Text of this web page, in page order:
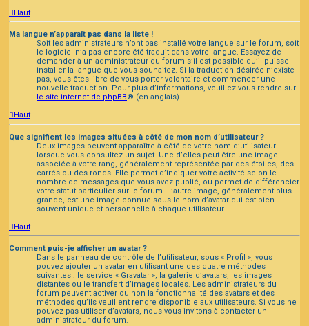
Haut
Ma langue n’apparaît pas dans la liste !
Soit les administrateurs n’ont pas installé votre langue sur le forum, soit
le logiciel n’a pas encore été traduit dans votre langue. Essayez de
demander à un administrateur du forum s’il est possible qu’il puisse
installer la langue que vous souhaitez. Si la traduction désirée n’existe
pas, vous êtes libre de vous porter volontaire et commencer une
nouvelle traduction. Pour plus d’informations, veuillez vous rendre sur
le site internet de phpBB® (en anglais).
Haut
Que signifient les images situées à côté de mon nom d’utilisateur ?
Deux images peuvent apparaître à côté de votre nom d’utilisateur
lorsque vous consultez un sujet. Une d’elles peut être une image
associée à votre rang, généralement représentée par des étoiles, des
carrés ou des ronds. Elle permet d’indiquer votre activité selon le
nombre de messages que vous avez publié, ou permet de différencier
votre statut particulier sur le forum. L’autre image, généralement plus
grande, est une image connue sous le nom d’avatar qui est bien
souvent unique et personnelle à chaque utilisateur.
Haut
Comment puis-je afficher un avatar ?
Dans le panneau de contrôle de l’utilisateur, sous « Profil », vous
pouvez ajouter un avatar en utilisant une des quatre méthodes
suivantes : le service « Gravatar », la galerie d’avatars, les images
distantes ou le transfert d’images locales. Les administrateurs du
forum peuvent activer ou non la fonctionnalité des avatars et des
méthodes qu’ils veuillent rendre disponible aux utilisateurs. Si vous ne
pouvez pas utiliser d’avatars, nous vous invitons à contacter un
administrateur du forum.